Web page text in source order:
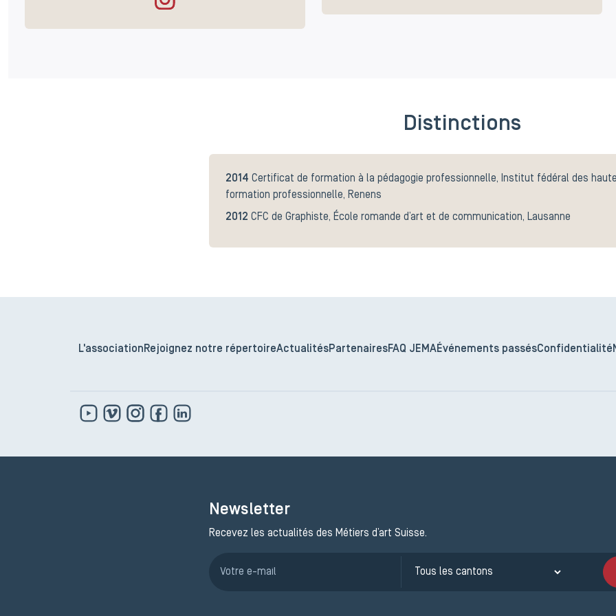
Distinctions
2014 Certificat de formation à la pédagogie professionnelle, Institut fédéral des
formation professionnelle, Renens
2012 CFC de Graphiste, École romande d’art et de communication, Lausanne
L'association Rejoignez notre répertoireActualitésPartenairesFAQ JEMAÉvénements passésConfidentialité
Newsletter
Recevez les actualités des Métiers d’art Suisse.